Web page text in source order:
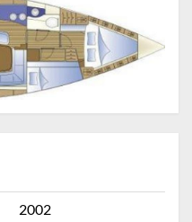
2002